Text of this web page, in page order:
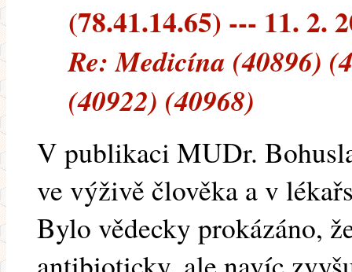
(78.41.14.65) --- 11. 2.
Re: Medicína (40896)
(40922) (40968)
V publikaci MUDr.
ve výživě člověka a v
Bylo vědecky prokázáno,